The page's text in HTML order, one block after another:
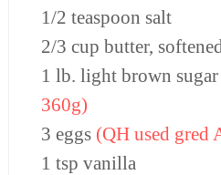
1/2 teaspoon salt
2/3 cup butter,
1 lb. light brown
360g)
3 eggs (QH used gred
1 tsp vanilla